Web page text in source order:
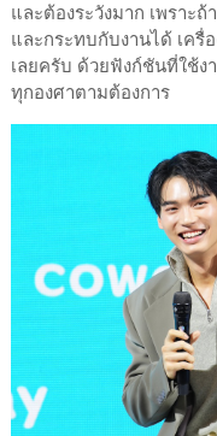
และต้องระวังมาก เพราะ
และกระทบกับงานได้ เครื่อ
เลยครับ ด้วยฟังก์ชันที่ใช้ง
ทุกองศาตามต้องการ